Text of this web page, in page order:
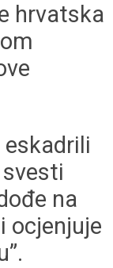
hrvatska
eskadrili
na
ocjenjuje